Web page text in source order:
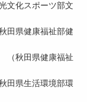
化スポーツ部文
県健康福祉部健
秋田県健康福祉
県生活環境部環